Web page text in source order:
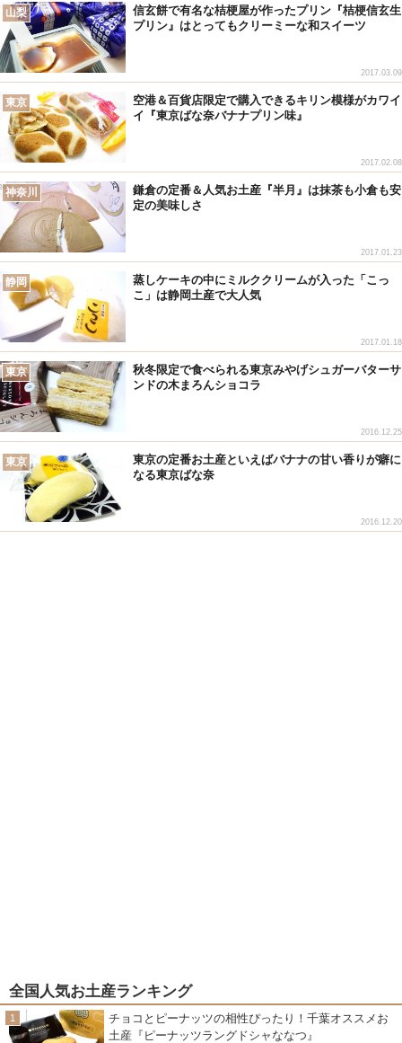
山梨
信玄餅で有名な桔梗屋が作ったプリン『桔梗信玄生
プリン』はとってもクリーミーな和スイーツ
2017.03.09
東京
空港＆百貨店限定で購入できるキリン模様がカワイ
イ『東京ばな奈バナナプリン味』
2017.02.08
神奈川
鎌倉の定番＆人気お土産『半月』は抹茶も小倉も安
定の美味しさ
2017.01.23
静岡
蒸しケーキの中にミルククリームが入った「こっ
こ」は静岡土産で大人気
2017.01.18
東京
秋冬限定で食べられる東京みやげシュガーバターサ
ンドの木まろんショコラ
2016.12.25
東京
東京の定番お土産といえばバナナの甘い香りが癖に
なる東京ばな奈
2016.12.20
全国人気お土産ランキング
チョコとピーナッツの相性ぴったり！千葉オススメお
土産『ピーナッツラングドシャななつ』